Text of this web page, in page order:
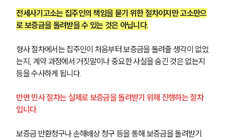
전세사기고소는 집주인의 책임을 묻기 위한 절차이지만 고소만으
로 보증금을 돌려받을 수 있는 것은 아닙니다.
형사 절차에서는 집주인이 처음부터 보증금을 돌려줄 생각이 없었
는지, 계약 과정에서 거짓말이나 중요한 사실을 숨긴 것은 없는지
등을 수사하게 됩니다.
반면 민사 절차는 실제로 보증금을 돌려받기 위해 진행하는 절차
입니다.
보증금 반환청구나 손해배상 청구 등을 통해 보증금을 돌려받기